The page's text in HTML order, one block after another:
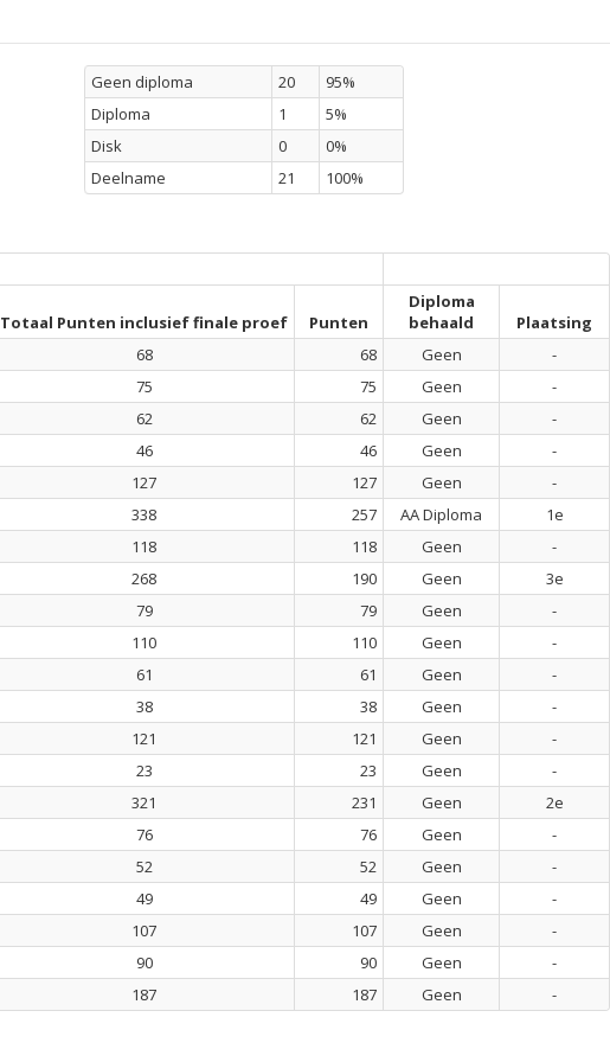
Geen diploma 20
95%
Diploma
1
5%
Disk
0
0%
Deelname
21 100%
Totaal Punten inclusief finale proef Punten
Diploma
behaald
Plaatsing
68 68 Geen
-
75 75 Geen
-
62 62 Geen
-
46 46 Geen
-
127 127 Geen
-
338 257 AA Diploma
1e
118 118 Geen
-
268 190 Geen
3e
79 79 Geen
-
110 110 Geen
-
61 61 Geen
-
38 38 Geen
-
121 121 Geen
-
23 23 Geen
-
321 231 Geen
2e
76 76 Geen
-
52 52 Geen
-
49 49 Geen
-
107 107 Geen
-
90 90 Geen
-
187 187 Geen -